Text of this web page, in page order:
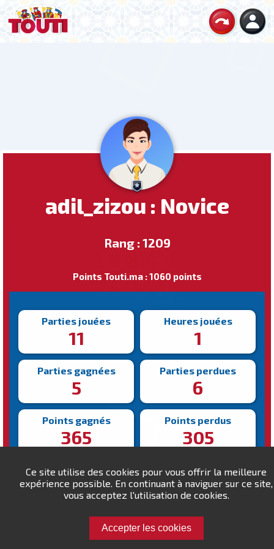
Ce site utilise des cookies pour vous offrir la meilleure
expérience possible. En continuant à naviguer sur ce site,
vous acceptez l'utilisation de cookies.
Accepter les cookies
adil_zizou : Novice
Rang : 1209
Points Touti.ma : 1060 points
Parties jouées
11
Heures jouées
1
Parties gagnées
5
Parties perdues
6
Points gagnés
365
Points perdus
305
Victoire la plus rapide
194s
Victoire la plus lente
398s
Défiez adil_zizou !